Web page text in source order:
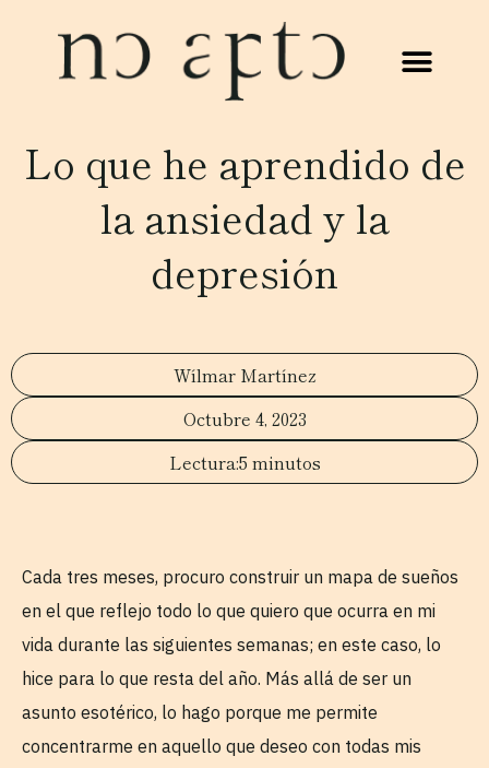
Lo que he aprendido de
la ansiedad y la
depresión
Wílmar Martínez
Octubre 4, 2023
5 minutos
Cada tres meses, procuro construir un mapa de sueños
en el que reflejo todo lo que quiero que ocurra en mi
vida durante las siguientes semanas; en este caso, lo
hice para lo que resta del año. Más allá de ser un
asunto esotérico, lo hago porque me permite
concentrarme en aquello que deseo con todas mis